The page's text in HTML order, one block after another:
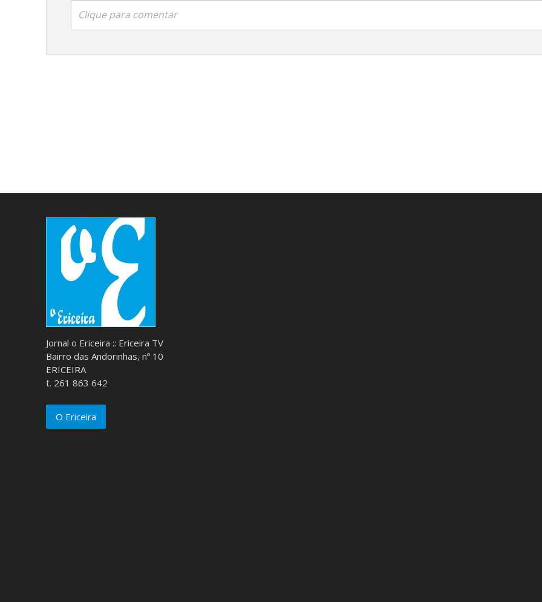
Clique para comentar
Jornal o Ericeira :: Ericeira TV
Bairro das Andorinhas, nº 10
ERICEIRA
t. 261 863 642
O Ericeira